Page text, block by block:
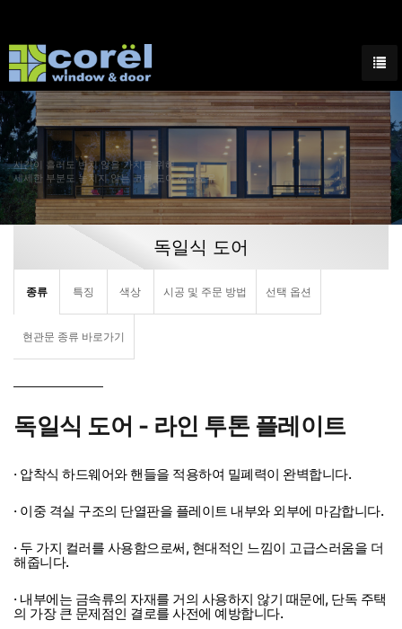
시간이 흘러도 변치 않을 가치를 위해
세세한 부분도 놓치지 않는 코렐 도어 & 윈도우
독일식 도어
종류 특징 색상 시공 및 주문 방법 선택 옵션
현관문 종류 바로가기
독일식 도어 - 라인 투톤 플레이트
· 압착식 하드웨어와 핸들을 적용하여 밀폐력이 완벽합니다.
· 이중 격실 구조의 단열판을 플레이트 내부와 외부에 마감합니다.
· 두 가지 컬러를 사용함으로써, 현대적인 느낌이 고급스러움을 더
해줍니다.
· 내부에는 금속류의 자재를 거의 사용하지 않기 때문에, 단독 주택
의 가장 큰 문제점인 결로를 사전에 예방합니다.